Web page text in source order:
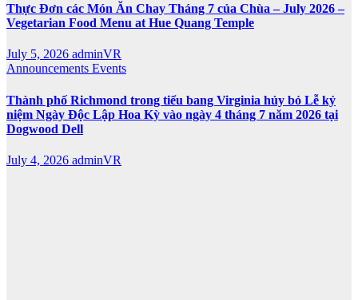
Thực Đơn các Món Ăn Chay Tháng 7 của Chùa – July 2026 –
Vegetarian Food Menu at Hue Quang Temple
July 5, 2026 adminVR
Announcements Events
Thành phố Richmond trong tiểu bang Virginia hủy bỏ Lễ kỷ
niệm Ngày Độc Lập Hoa Kỳ vào ngày 4 tháng 7 năm 2026 tại
Dogwood Dell
July 4, 2026 adminVR